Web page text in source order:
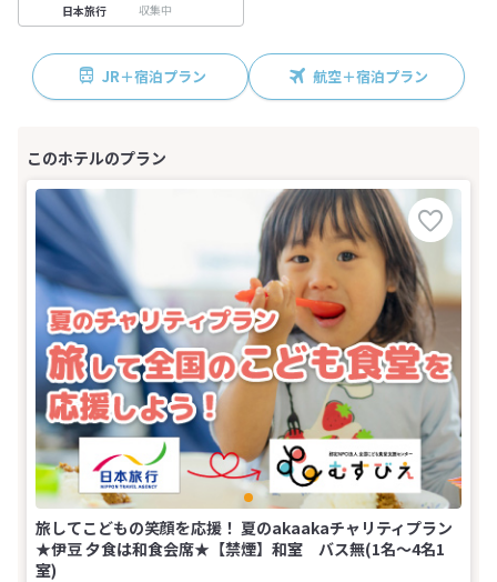
日本旅行 収集中
JR＋宿泊プラン 航空＋宿泊プラン
旅してこどもの笑顔を応援！ 夏のakaakaチャリティプラン
★伊豆 夕食は和食会席★【禁煙】和室 バス無(1名～4名1
室)